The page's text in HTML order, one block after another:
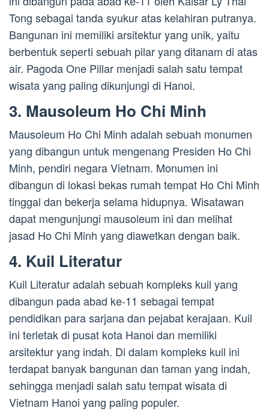
Tong sebagai tanda syukur atas kelahiran putranya.
Bangunan ini memiliki arsitektur yang unik, yaitu
berbentuk seperti sebuah pilar yang ditanam di atas
air. Pagoda One Pillar menjadi salah satu tempat
wisata yang paling dikunjungi di Hanoi.
3. Mausoleum Ho Chi Minh
Mausoleum Ho Chi Minh adalah sebuah monumen
yang dibangun untuk mengenang Presiden Ho Chi
Minh, pendiri negara Vietnam. Monumen ini
dibangun di lokasi bekas rumah tempat Ho Chi Minh
tinggal dan bekerja selama hidupnya. Wisatawan
dapat mengunjungi mausoleum ini dan melihat
jasad Ho Chi Minh yang diawetkan dengan baik.
4. Kuil Literatur
Kuil Literatur adalah sebuah kompleks kuil yang
dibangun pada abad ke-11 sebagai tempat
pendidikan para sarjana dan pejabat kerajaan. Kuil
ini terletak di pusat kota Hanoi dan memiliki
arsitektur yang indah. Di dalam kompleks kuil ini
terdapat banyak bangunan dan taman yang indah,
sehingga menjadi salah satu tempat wisata di
Vietnam Hanoi yang paling populer.